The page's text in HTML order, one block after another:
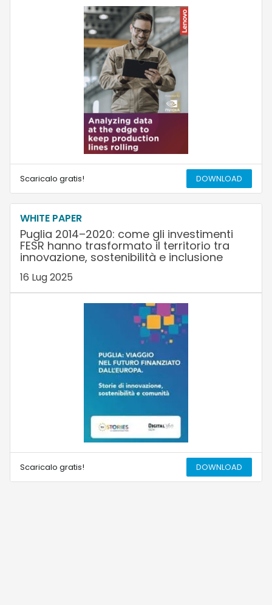
Scaricalo gratis! DOWNLOAD
WHITE PAPER
Puglia 2014–2020: come gli investimenti
FESR hanno trasformato il territorio tra
innovazione, sostenibilità e inclusione
16 Lug 2025
Scaricalo gratis! DOWNLOAD